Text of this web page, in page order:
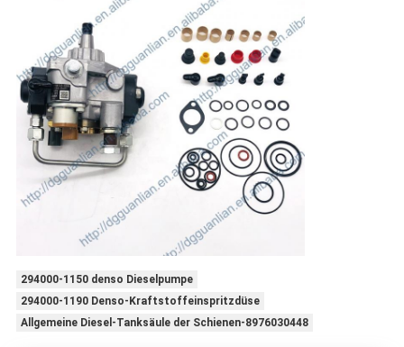
294000-1150 denso Dieselpumpe
294000-1190 Denso-Kraftstoffeinspritzdüse
Allgemeine Diesel-Tanksäule der Schienen-8976030448